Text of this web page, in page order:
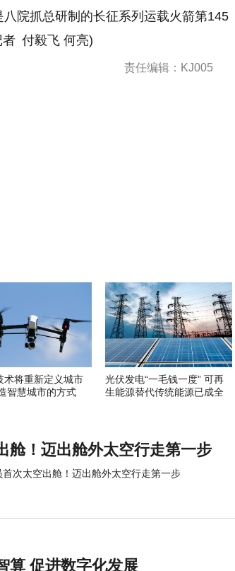
院抓总研制的长征系列运载火箭第145
者 付毅飞 何亮)
责任编辑：KJ005
术将重新定义城市
智慧城市的方式
光伏发电“一毛钱一度” 可再
生能源替代传统能源已成全
舱！迈出舱外太空行走第一步
次太空出舱！迈出舱外太空行走第一步
算 促进数字化发展